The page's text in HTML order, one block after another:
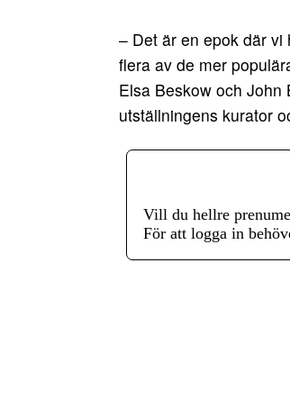
– Det är en epok där
flera av de mer
Elsa Beskow och John
utställningens kurator
Vill du hellre
För att logga in